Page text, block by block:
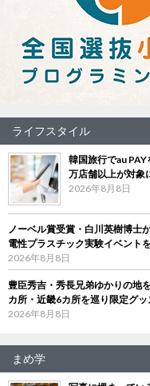
ライフスタイル
韓国旅行でau
万店舗以上が対象
2026年8月8日
ノーベル賞受賞・白川英樹博
電性プラスチック実験イベント
2026年8月8日
豊臣秀吉・秀長兄弟ゆかりの地
カ所・近畿6カ所を巡り限定グッ
2026年8月8日
まめ学